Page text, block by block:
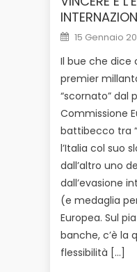
Posted
on
15 Gennaio
Il bue che dice
premier
“scornato” dal
Commissione
battibecco tra
l’Italia col suo
dall’altro uno
dall’evasione
(e medaglia
Europea. Sul
banche, c’è la
flessibilità […]